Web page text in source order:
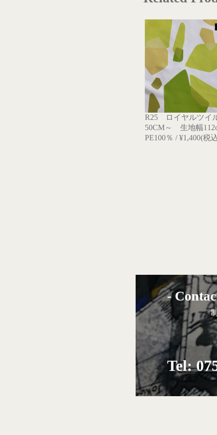
R25 ロイヤルツイ
50CM～ 生地幅
PE100％ / ¥1,400(税
-
Tel: